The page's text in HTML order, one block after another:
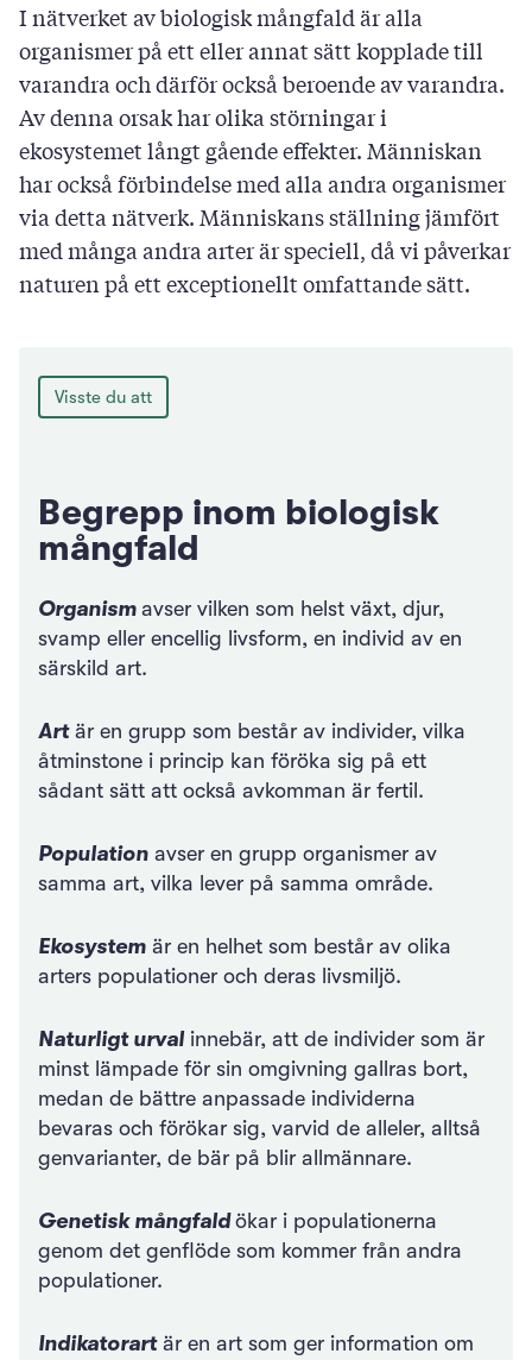
I nätverket av biologisk mångfald är alla
organismer på ett eller annat sätt kopplade till
varandra och därför också beroende av varandra.
Av denna orsak har olika störningar i
ekosystemet långt gående effekter. Människan
har också förbindelse med alla andra organismer
via detta nätverk. Människans ställning jämfört
med många andra arter är speciell, då vi påverkar
naturen på ett exceptionellt omfattande sätt.
Visste du att
Begrepp inom biologisk
mångfald
Organism avser vilken som helst växt, djur,
svamp eller encellig livsform, en individ av en
särskild art.
Artär en grupp som består av individer, vilka
åtminstone i princip kan föröka sig på ett
sådant sätt att också avkomman är fertil.
Population avser en grupp organismer av
samma art, vilka lever på samma område.
Ekosystem är en helhet som består av olika
arters populationer och deras livsmiljö.
Naturligt urvalinnebär, att de individer som är
minst lämpade för sin omgivning gallras bort,
medan de bättre anpassade individerna
bevaras och förökar sig, varvid de alleler, alltså
genvarianter, de bär på blir allmännare.
Genetisk mångfaldökar i populationerna
genom det genflöde som kommer från andra
populationer.
Indikatorartär en art som ger information om